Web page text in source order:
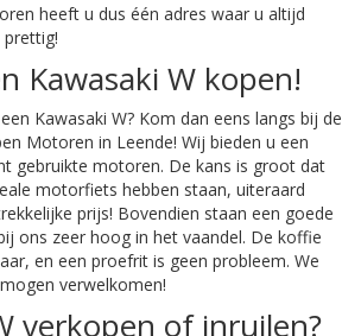
heeft u dus één adres waar u altijd
Kawasaki W kopen!
Kawasaki W? Kom dan eens langs bij de
Motoren in Leende! Wij bieden u een
gebruikte motoren. De kans is groot dat
motorfiets hebben staan, uiteraard
prijs! Bovendien staan een goede
ons zeer hoog in het vaandel. De koffie
en een proefrit is geen probleem. We
verwelkomen!
verkopen of inruilen?